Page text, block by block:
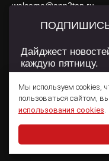
welcome@app2top.ru
При использовании
Сайт использует IP
использования
Пользовательском
© 2011 — 2026 App2Top
Мы используем cookies,
пользоваться сайтом,
использования cookies.
Дайджест
каждую пятницу.
Даю согласие на